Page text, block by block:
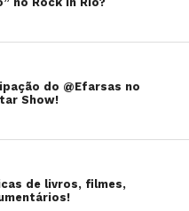
do @Efarsas no
Show!
de livros, filmes,